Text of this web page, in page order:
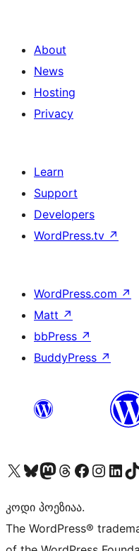
About
News
Hosting
Privacy
Learn
Support
Developers
WordPress.tv ↗
WordPress.com ↗
Matt ↗
bbPress ↗
BuddyPress ↗
Visit our X (formerly Twitter) account
Visit our Bluesky account
Visit our Mastodon account
Visit our Threads account
Visit our Facebook page
Visit our Instagram
Visit ourVisit
კოდი პოეზიაა.
The WordPress®